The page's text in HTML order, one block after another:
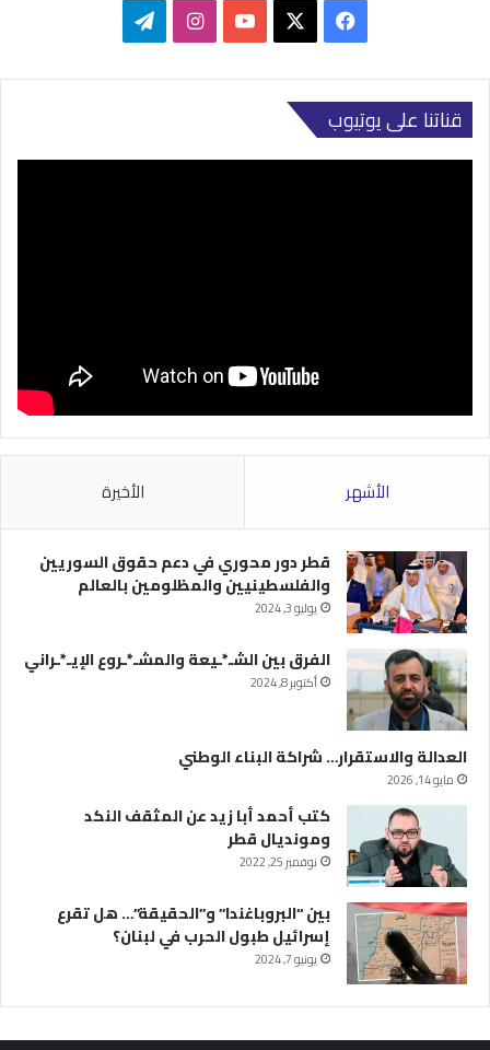
فيسبوك ‫YouTubeانستقرامتيلقرام
قناتنا على يوتيوب
الأشهر الأخيرة
قطر دور محوري في دعم حقوق السوريين
والفلسطينيين والمظلومين بالعالم
يوليو 3, 2024
الفرق بين الشـ*ـيعة والمشـ*ـروع الإيـ*ـراني
أكتوبر 8, 2024
العدالة والاستقرار… شراكة البناء الوطني
مايو 14, 2026
كتب أحمد أبا زيد عن المثقف النكد
ومونديال قطر
نوفمبر 25, 2022
بين “البروباغندا” و”الحقيقة”… هل تقرع
إسرائيل طبول الحرب في لبنان؟
يونيو 7, 2024